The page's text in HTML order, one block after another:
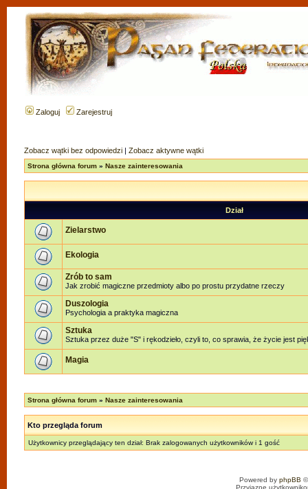
Zaloguj Zarejestruj
Zobacz wątki bez odpowiedzi | Zobacz aktywne wątki
Strona główna forum » Nasze zainteresowania
Dział
Zielarstwo
Ekologia
Zrób to sam
Jak zrobić magiczne przedmioty albo po prostu przydatne rzeczy
Duszologia
Psychologia a praktyka magiczna
Sztuka
Sztuka przez duże "S" i rękodzieło, czyli to, co sprawia, że życie jest
Magia
Strona główna forum » Nasze zainteresowania
Kto przegląda forum
Użytkownicy przeglądający ten dział: Brak zalogowanych użytkowników i 1 gość
Powered by phpBB
Przyjazne